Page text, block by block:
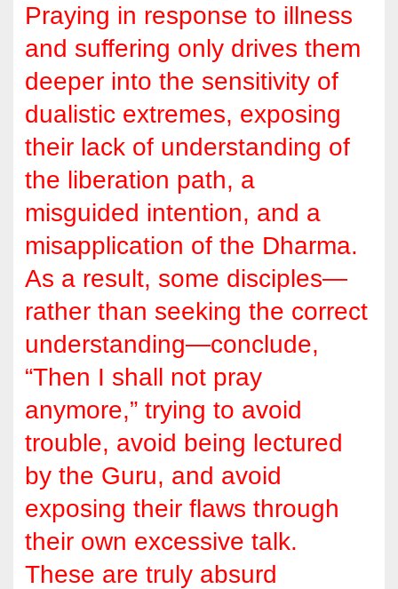
Praying in response to illness
and suffering only drives them
deeper into the sensitivity of
dualistic extremes, exposing
their lack of understanding of
the liberation path, a
misguided intention, and a
misapplication of the Dharma.
As a result, some disciples—
rather than seeking the correct
understanding—conclude,
“Then I shall not pray
anymore,” trying to avoid
trouble, avoid being lectured
by the Guru, and avoid
exposing their flaws through
their own excessive talk.
These are truly absurd